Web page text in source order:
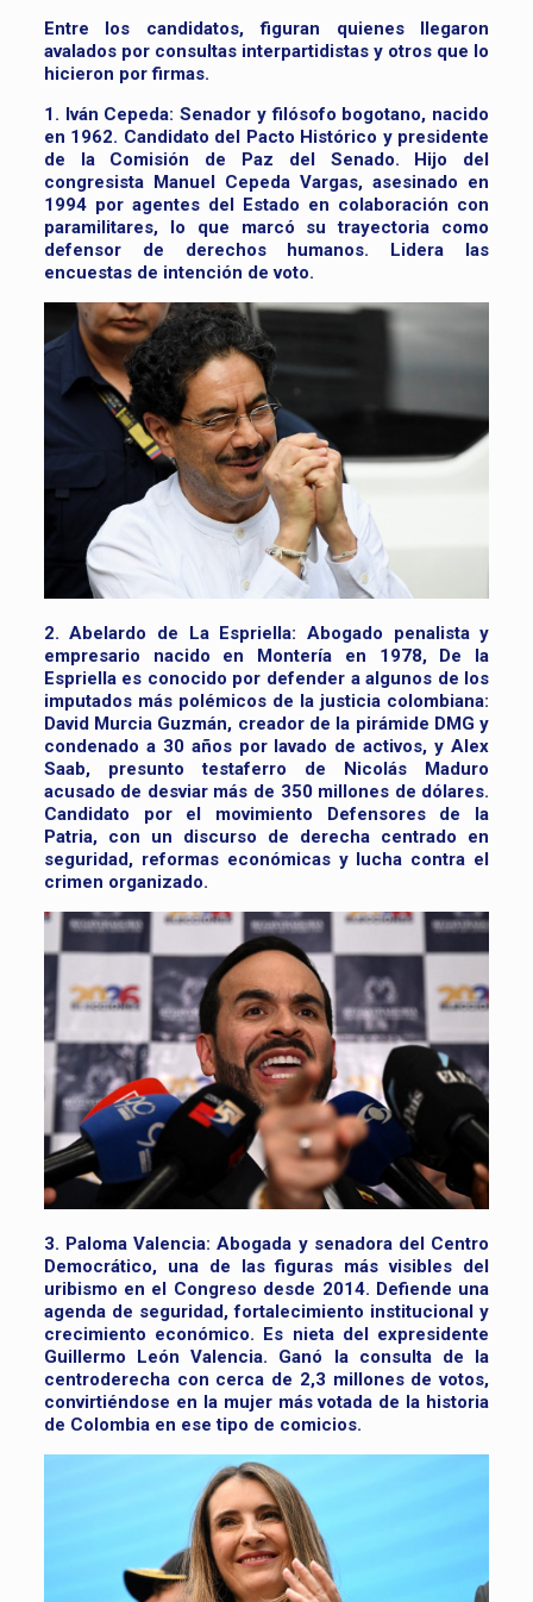
Entre los candidatos, figuran quienes llegaron
avalados por consultas interpartidistas y otros que lo
hicieron por firmas.
1. Iván Cepeda: Senador y filósofo bogotano, nacido
en 1962. Candidato del Pacto Histórico y presidente
de la Comisión de Paz del Senado. Hijo del
congresista Manuel Cepeda Vargas, asesinado en
1994 por agentes del Estado en colaboración con
paramilitares, lo que marcó su trayectoria como
defensor de derechos humanos. Lidera las
encuestas de intención de voto.
2. Abelardo de La Espriella: Abogado penalista y
empresario nacido en Montería en 1978, De la
Espriella es conocido por defender a algunos de los
imputados más polémicos de la justicia colombiana:
David Murcia Guzmán, creador de la pirámide DMG y
condenado a 30 años por lavado de activos, y Alex
Saab, presunto testaferro de Nicolás Maduro
acusado de desviar más de 350 millones de dólares.
Candidato por el movimiento Defensores de la
Patria, con un discurso de derecha centrado en
seguridad, reformas económicas y lucha contra el
crimen organizado.
3. Paloma Valencia: Abogada y senadora del Centro
Democrático, una de las figuras más visibles del
uribismo en el Congreso desde 2014. Defiende una
agenda de seguridad, fortalecimiento institucional y
crecimiento económico. Es nieta del expresidente
Guillermo León Valencia. Ganó la consulta de la
centroderecha con cerca de 2,3 millones de votos,
convirtiéndose en la mujer más votada de la historia
de Colombia en ese tipo de comicios.